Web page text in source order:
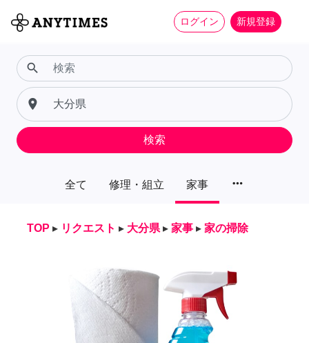
ログイン 新規登録
全て 修理・組立 家事 more_horiz
search
place
検索
TOP ▸ リクエスト ▸ 大分県 ▸ 家事 ▸ 家の掃除